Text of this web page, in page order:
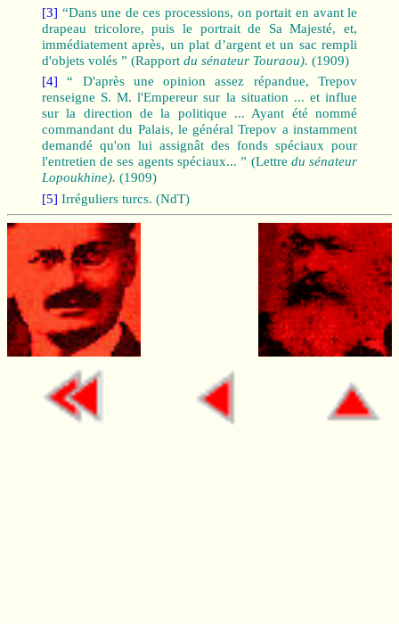
[3] “Dans une de ces processions, on portait en avant le
drapeau tricolore, puis le portrait de Sa Majesté, et,
immédiatement après, un plat d’argent et un sac rempli
d'objets volés ” (Rapport du sénateur Touraou). (1909)
[4] “ D'après une opinion assez répandue, Trepov
renseigne S. M. l'Empereur sur la situation ... et influe
sur la direction de la poli­tique ... Ayant été nommé
commandant du Palais, le général Trepov a instamment
demandé qu'on lui assignât des fonds spéciaux pour
l'entre­tien de ses agents spéciaux... ” (Lettre du sénateur
Lopoukhine). (1909)
[5] Irréguliers turcs. (NdT)